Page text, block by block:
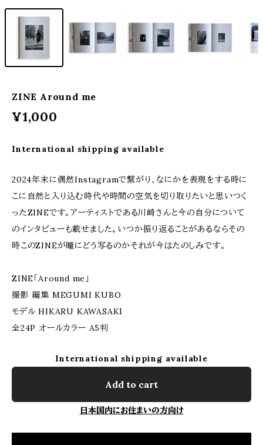
ZINE Around me
¥1,000
International shipping available
2024年末に偶然Instagramで繋がり、なにかを表現をする時に
こに自然と入り込む時代や時間の空気を切り取りたいと思いつく
ったZINEです。アーティストである川崎さんと今の自分について
のインタビューも載せました。いつか振り返ることがあるならその
時このZINEが瞳にどう写るのかそれが今はたのしみです。
ZINE「Around me」
撮影 編集 MEGUMI KUBO
モデル HIKARU KAWASAKI
全24P オールカラー A5判
International shipping available
Add to cart
日本国内にお住まいの方向け